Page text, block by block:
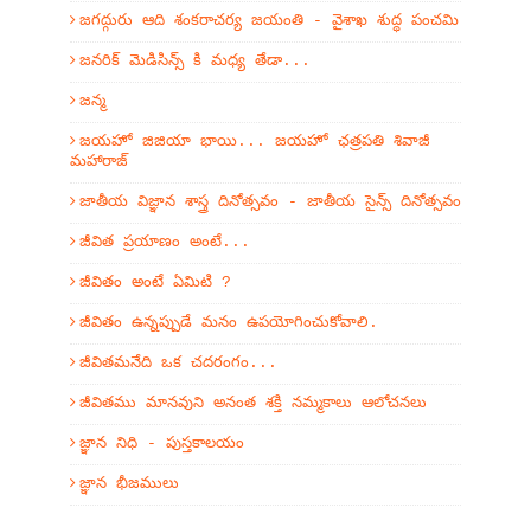
జగద్గురు ఆది శంకరాచర్య జయంతి - వైశాఖ శుద్ధ పంచమి
జనరిక్ మెడిసిన్స్ కి మధ్య తేడా...
జన్మ
జయహో జిజియా భాయి... జయహో ఛత్రపతి శివాజీ
మహారాజ్
జాతీయ విజ్ఞాన శాస్త్ర దినోత్సవం - జాతీయ సైన్స్ దినోత్సవం
జీవిత ప్రయాణం అంటే...
జీవితం అంటే ఏమిటి ?
జీవితం ఉన్నప్పుడే మనం ఉపయోగించుకోవాలి.
జీవితమనేది ఒక చదరంగం...
జీవితము మానవుని అనంత శక్తి నమ్మకాలు ఆలోచనలు
జ్ఞాన నిధి - పుస్తకాలయం
జ్ఞాన భీజములు